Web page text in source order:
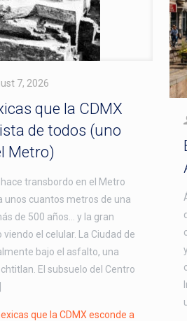
7, 2026
que la CDMX
de todos (uno
Metro)
transbordo en el Metro
unos cuantos metros de una
de 500 años… y la gran
el celular. La Ciudad de
bajo el asfalto, una
El subsuelo del Centro
que la CDMX esconde a